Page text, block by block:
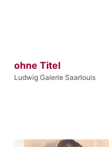
ohne Titel
Ludwig Galerie Saarlouis